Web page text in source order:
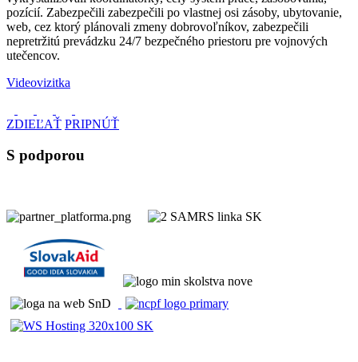
pozícií. Zabezpečili zabezpečili po vlastnej osi zásoby, ubytovanie,
web, cez ktorý plánovali zmeny dobrovoľníkov, zabezpečili
nepretržitú prevádzku 24/7 bezpečného priestoru pre vojnových
utečencov.
Videovizitka
ZDIEĽAŤ PRIPNÚŤ
S podporou